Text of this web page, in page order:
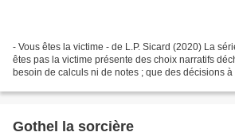
- Vous êtes la victime - de L.P. Sicard (2020) La
êtes pas la victime présente des choix narratifs
besoin de calculs ni de notes ; que des décisions
Gothel la sorcière